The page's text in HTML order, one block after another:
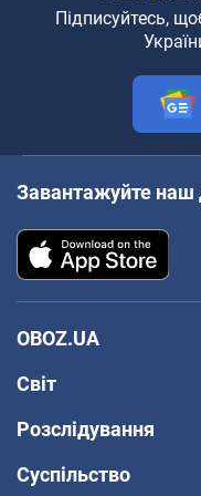
Підписуйтесь,
Завантажуйте наш
OBOZ.UA
Світ
Розслідування
Суспільство